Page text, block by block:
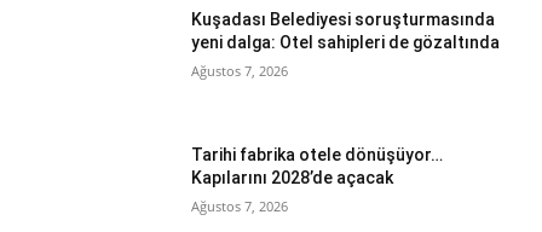
Kuşadası Belediyesi soruşturmasında
yeni dalga: Otel sahipleri de gözaltında
Ağustos 7, 2026
Tarihi fabrika otele dönüşüyor…
Kapılarını 2028’de açacak
Ağustos 7, 2026